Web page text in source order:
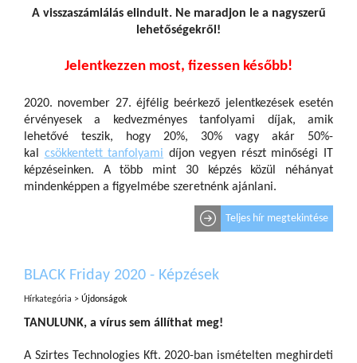
A visszaszámlálás elindult. Ne maradjon le a nagyszerű
lehetőségekről!
Jelentkezzen most, fizessen később!
2020. november 27. éjfélig beérkező jelentkezések esetén
érvényesek a kedvezményes tanfolyami díjak, amik
lehetővé teszik, hogy 20%, 30% vagy akár 50%-
kal csökkentett tanfolyami díjon vegyen részt minőségi IT
képzéseinken. A több mint 30 képzés közül néhányat
mindenképpen a figyelmébe szeretnénk ajánlani.
Teljes hír megtekintése
BLACK Friday 2020 - Képzések
Hírkategória > Újdonságok
TANULUNK, a vírus sem állíthat meg!
A Szirtes Technologies Kft. 2020-ban ismételten meghirdeti